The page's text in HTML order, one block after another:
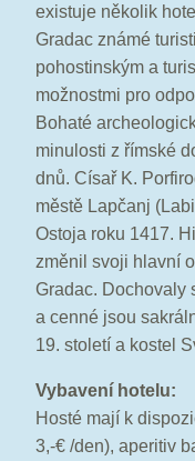
existuje několik
Gradac známé
pohostinským a
možnostmi pro
Bohaté
minulosti z římské
dnů. Císař K.
městě Lapčanj
Ostoja roku 1417.
změnil svoji hlavní
Gradac. Dochovaly
a cenné jsou
19. století a kostel
Vybavení hotelu:
Hosté mají k
3,-€ /den), aperitiv